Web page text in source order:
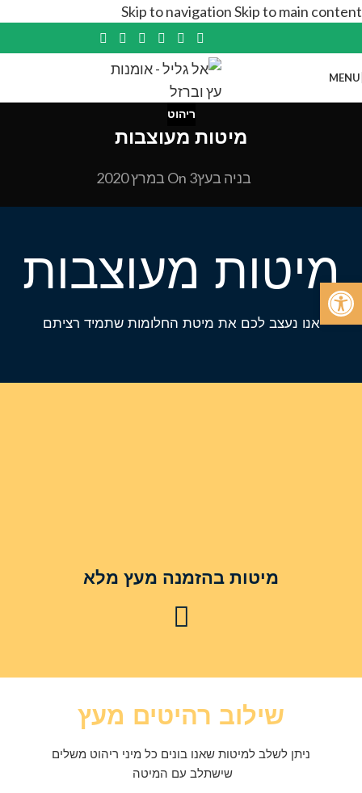
Skip to navigationSkip to main content
MENU
ריהוט
מיטות מעוצבות
בניה בעץOn 3 במרץ 2020
מיטות מעוצבות
אנו נעצב לכם את מיטת החלומות שתמיד רציתם
מיטות בהזמנה מעץ מלא
שילוב רהיטים מעץ
ניתן לשלב למיטות שאנו בונים כל מיני ריהוט משלים
שישתלב עם המיטה
פתח סרגל נגישות